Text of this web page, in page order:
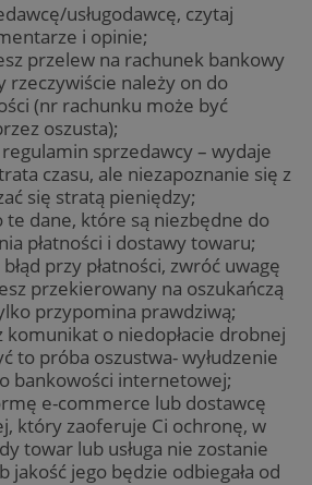
usługodawcę, czytaj
i opinie;
przelew na rachunek bankowy
rzeczywiście należy on do
(nr rachunku może być
oszusta);
sprzedawcy – wydaje
czasu, ale niezapoznanie się z
się stratą pieniędzy;
te dane, które są niezbędne do
płatności i dostawy towaru;
przy płatności, zwróć uwagę
przekierowany na oszukańczą
przypomina prawdziwą;
komunikat o niedopłacie drobnej
to próba oszustwa- wyłudzenie
bankowości internetowej;
e-commerce lub dostawcę
który zaoferuje Ci ochronę, w
towar lub usługa nie zostanie
jakość jego będzie odbiegała od